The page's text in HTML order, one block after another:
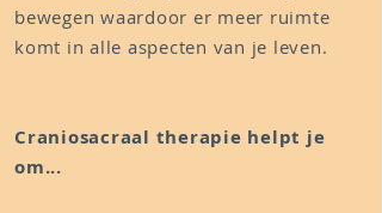
bewegen waardoor er meer ruimte
komt in alle aspecten van je leven.
Craniosacraal therapie helpt je
om...